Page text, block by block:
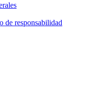
de responsabilidad